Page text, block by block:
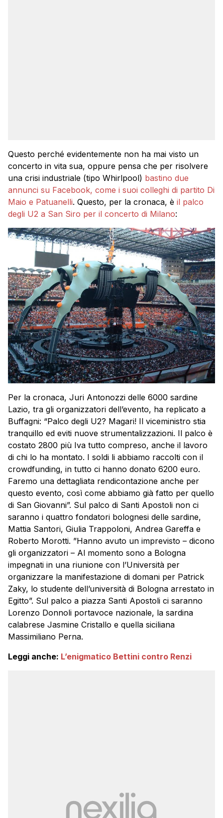
Questo perché evidentemente non ha mai visto un
concerto in vita sua, oppure pensa che per risolvere
una crisi industriale (tipo Whirlpool) bastino due
annunci su Facebook, come i suoi colleghi di partito Di
Maio e Patuanelli. Questo, per la cronaca, è il palco
degli U2 a San Siro per il concerto di Milano:
Per la cronaca, Juri Antonozzi delle 6000 sardine
Lazio, tra gli organizzatori dell’evento, ha replicato a
Buffagni: “Palco degli U2? Magari! Il viceministro stia
tranquillo ed eviti nuove strumentalizzazioni. Il palco è
costato 2800 più Iva tutto compreso, anche il lavoro
di chi lo ha montato. I soldi li abbiamo raccolti con il
crowdfunding, in tutto ci hanno donato 6200 euro.
Faremo una dettagliata rendicontazione anche per
questo evento, così come abbiamo già fatto per quello
di San Giovanni”. Sul palco di Santi Apostoli non ci
saranno i quattro fondatori bolognesi delle sardine,
Mattia Santori, Giulia Trappoloni, Andrea Gareffa e
Roberto Morotti. ”Hanno avuto un imprevisto – dicono
gli organizzatori – Al momento sono a Bologna
impegnati in una riunione con l’Università per
organizzare la manifestazione di domani per Patrick
Zaky, lo studente dell’università di Bologna arrestato in
Egitto”. Sul palco a piazza Santi Apostoli ci saranno
Lorenzo Donnoli portavoce nazionale, la sardina
calabrese Jasmine Cristallo e quella siciliana
Massimiliano Perna.
Leggi anche: L’enigmatico Bettini contro Renzi